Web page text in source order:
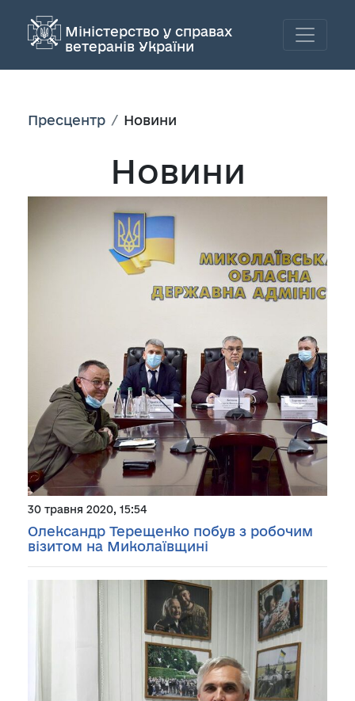
Міністерство у справах
ветеранів України
Пресцентр Новини
Новини
30 травня 2020, 15:54
Олександр Терещенко побув з робочим
візитом на Миколаївщині